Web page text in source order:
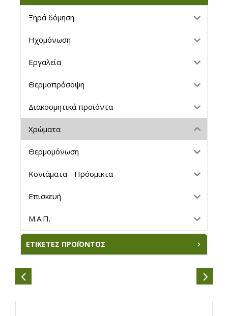
Ξηρά δόμηση
Ηχομόνωση
Εργαλεία
Θερμοπρόσοψη
Διακοσμητικά προϊόντα
Χρώματα
Θερμομόνωση
Κονιάματα - Πρόσμικτα
Επισκευή
Μ.Α.Π.
ΕΤΙΚΈΤΕΣ ΠΡΟΪΌΝΤΟΣ